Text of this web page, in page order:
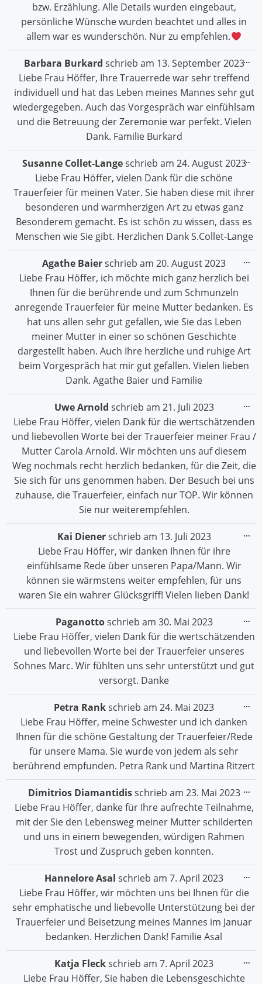
bzw. Erzählung. Alle Details wurden eingebaut,
persönliche Wünsche wurden beachtet und alles in
allem war es wunderschön. Nur zu empfehlen.
Barbara Burkard schrieb am 13. September 2023
Liebe Frau Höffer, Ihre Trauerrede war sehr treffend
individuell und hat das Leben meines Mannes sehr gut
wiedergegeben. Auch das Vorgespräch war einfühlsam
und die Betreuung der Zeremonie war perfekt. Vielen
Dank. Familie Burkard
...
Susanne Collet-Langeschrieb am 24. August 2023
Liebe Frau Höffer, vielen Dank für die schöne
Trauerfeier für meinen Vater. Sie haben diese mit ihrer
besonderen und warmherzigen Art zu etwas ganz
Besonderem gemacht. Es ist schön zu wissen, dass es
Menschen wie Sie gibt. Herzlichen Dank S.Collet-Lange
...
Agathe Baierschrieb am 20. August 2023
Liebe Frau Höffer, ich möchte mich ganz herzlich bei
Ihnen für die berührende und zum Schmunzeln
anregende Trauerfeier für meine Mutter bedanken. Es
hat uns allen sehr gut gefallen, wie Sie das Leben
meiner Mutter in einer so schönen Geschichte
dargestellt haben. Auch Ihre herzliche und ruhige Art
beim Vorgespräch hat mir gut gefallen. Vielen lieben
Dank. Agathe Baier und Familie
...
Uwe Arnold schrieb am 21. Juli 2023
Liebe Frau Höffer, vielen Dank für die wertschätzenden
und liebevollen Worte bei der Trauerfeier meiner Frau /
Mutter Carola Arnold. Wir möchten uns auf diesem
Weg nochmals recht herzlich bedanken, für die Zeit, die
Sie sich für uns genommen haben. Der Besuch bei uns
zuhause, die Trauerfeier, einfach nur TOP. Wir können
Sie nur weiterempfehlen.
...
Kai Dienerschrieb am 13. Juli 2023
Liebe Frau Höffer, wir danken Ihnen für ihre
einfühlsame Rede über unseren Papa/Mann. Wir
können sie wärmstens weiter empfehlen, für uns
waren Sie ein wahrer Glücksgriff! Vielen lieben Dank!
...
Paganottoschrieb am 30. Mai 2023
Liebe Frau Höffer, vielen Dank für die wertschätzenden
und liebevollen Worte bei der Trauerfeier unseres
Sohnes Marc. Wir fühlten uns sehr unterstützt und gut
versorgt. Danke
...
Petra Rankschrieb am 24. Mai 2023
Liebe Frau Höffer, meine Schwester und ich danken
Ihnen für die schöne Gestaltung der Trauerfeier/Rede
für unsere Mama. Sie wurde von jedem als sehr
berührend empfunden. Petra Rank und Martina Ritzert
...
Dimitrios Diamantidisschrieb am 23. Mai 2023
Liebe Frau Höffer, danke für Ihre aufrechte Teilnahme,
mit der Sie den Lebensweg meiner Mutter schilderten
und uns in einem bewegenden, würdigen Rahmen
Trost und Zuspruch geben konnten.
...
Hannelore Asal schrieb am 7. April 2023
Liebe Frau Höffer, wir möchten uns bei Ihnen für die
sehr emphatische und liebevolle Unterstützung bei der
Trauerfeier und Beisetzung meines Mannes im Januar
bedanken. Herzlichen Dank! Familie Asal
...
Katja Fleckschrieb am 7. April 2023
Liebe Frau Höffer, Sie haben die Lebensgeschichte
...